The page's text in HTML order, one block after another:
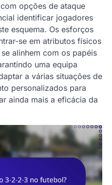
opções de ataque
identificar jogadores
esquema. Os esforços
se em atributos físicos
alinhem com os papéis
uma equipa
a várias situações de
personalizados para
ainda mais a eficácia da